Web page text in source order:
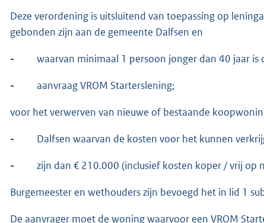
Deze verordening is uitsluitend van toepassing op
gebonden zijn aan de gemeente Dalfsen en
- waarvan minimaal 1 persoon jonger dan 40 jaar
- aanvraag VROM Starterslening;
voor het verwerven van nieuwe of bestaande
- Dalfsen waarvan de kosten voor het kunnen
- zijn dan € 210.000 (inclusief kosten koper / vrij op
Burgemeester en wethouders zijn bevoegd het in lid 1
De aanvrager moet de woning waarvoor een VROM